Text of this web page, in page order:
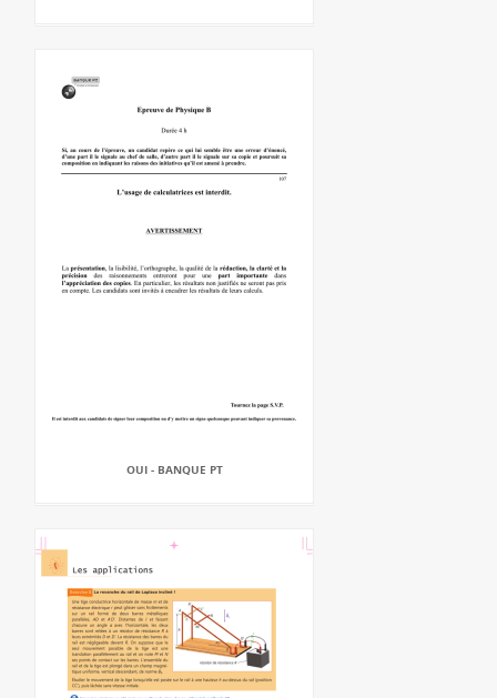
OUI - BANQUE PT